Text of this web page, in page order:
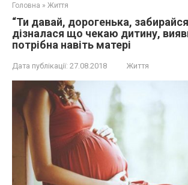
Головна » Життя
“Ти давай, дорогенька,
дізналася що чекаю дитину,
потрібна навіть матері
Дата публікації: 27.08.2018 Життя